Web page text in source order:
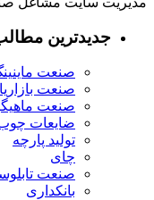
جدیدترین
صنعت ماینینگ
صنعت
صنعت
ضایعات
تولید پارچه
چای
صنعت
بانکداری